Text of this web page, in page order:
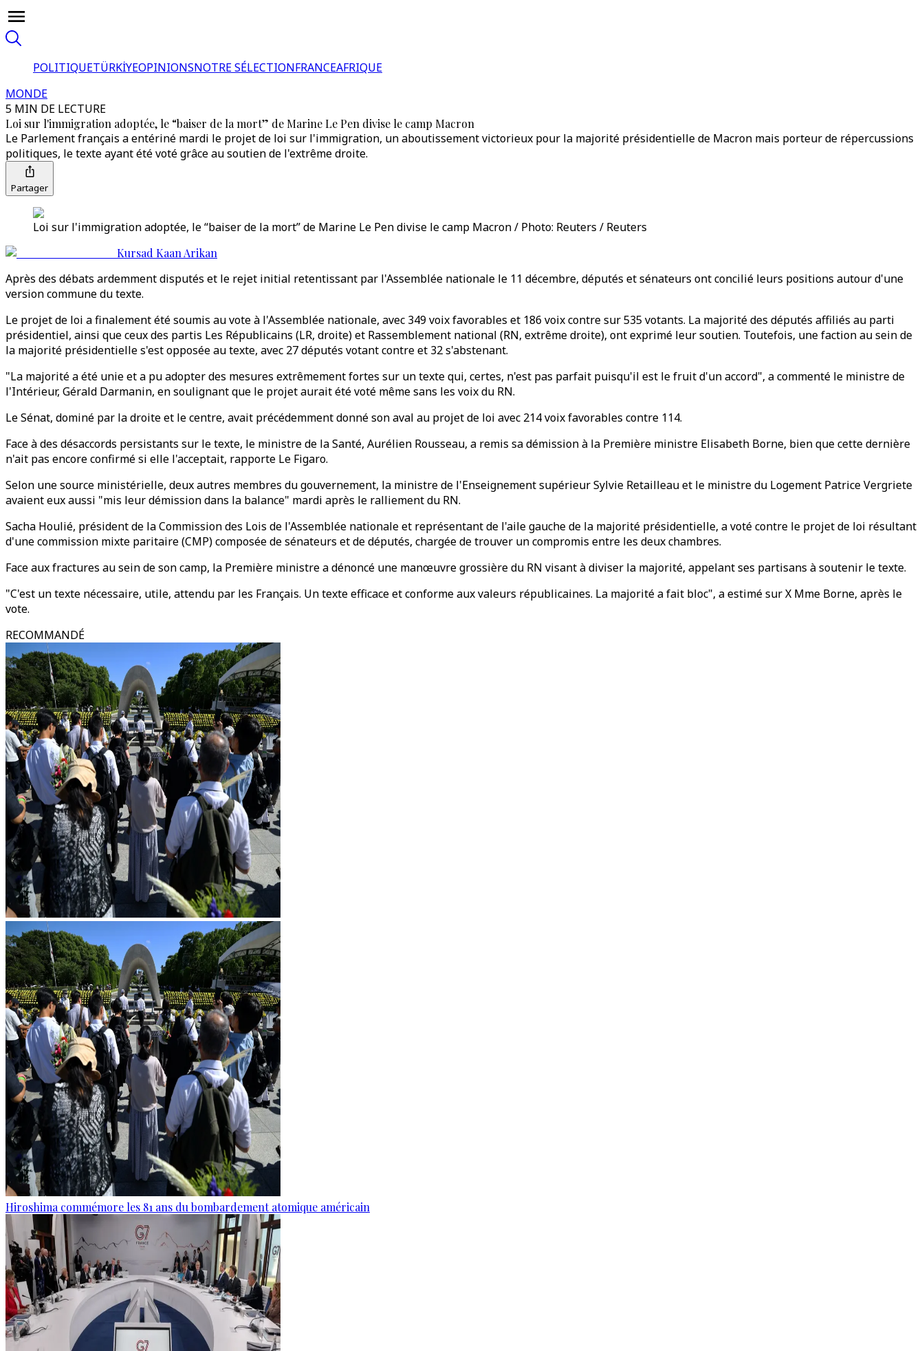
POLITIQUETÜRKİYEOPINIONSNOTRE SÉLECTIONFRANCEAFRIQUE
MONDE
5 MIN DE LECTURE
Loi sur l'immigration adoptée, le “baiser de la mort” de Marine Le Pen divise le camp Macron
Le Parlement français a entériné mardi le projet de loi sur l'immigration, un aboutissement victorieux pour la majorité présidentielle de Macron mais porteur de répercussions
politiques, le texte ayant été voté grâce au soutien de l'extrême droite.
Partager
Loi sur l'immigration adoptée, le “baiser de la mort” de Marine Le Pen divise le camp Macron / Photo: Reuters / Reuters
Kursad Kaan Arikan
Après des débats ardemment disputés et le rejet initial retentissant par l'Assemblée nationale le 11 décembre, députés et sénateurs ont concilié leurs positions autour d'une
version commune du texte.
Le projet de loi a finalement été soumis au vote à l'Assemblée nationale, avec 349 voix favorables et 186 voix contre sur 535 votants. La majorité des députés affiliés au parti
présidentiel, ainsi que ceux des partis Les Républicains (LR, droite) et Rassemblement national (RN, extrême droite), ont exprimé leur soutien. Toutefois, une faction au sein de
la majorité présidentielle s'est opposée au texte, avec 27 députés votant contre et 32 s'abstenant.
"La majorité a été unie et a pu adopter des mesures extrêmement fortes sur un texte qui, certes, n'est pas parfait puisqu'il est le fruit d'un accord", a commenté le ministre de
l'Intérieur, Gérald Darmanin, en soulignant que le projet aurait été voté même sans les voix du RN.
Le Sénat, dominé par la droite et le centre, avait précédemment donné son aval au projet de loi avec 214 voix favorables contre 114.
Face à des désaccords persistants sur le texte, le ministre de la Santé, Aurélien Rousseau, a remis sa démission à la Première ministre Elisabeth Borne, bien que cette dernière
n'ait pas encore confirmé si elle l'acceptait, rapporte Le Figaro.
Selon une source ministérielle, deux autres membres du gouvernement, la ministre de l'Enseignement supérieur Sylvie Retailleau et le ministre du Logement Patrice Vergriete
avaient eux aussi "mis leur démission dans la balance" mardi après le ralliement du RN.
Sacha Houlié, président de la Commission des Lois de l'Assemblée nationale et représentant de l'aile gauche de la majorité présidentielle, a voté contre le projet de loi résultant
d'une commission mixte paritaire (CMP) composée de sénateurs et de députés, chargée de trouver un compromis entre les deux chambres.
Face aux fractures au sein de son camp, la Première ministre a dénoncé une manœuvre grossière du RN visant à diviser la majorité, appelant ses partisans à soutenir le texte.
"C'est un texte nécessaire, utile, attendu par les Français. Un texte efficace et conforme aux valeurs républicaines. La majorité a fait bloc", a estimé sur X Mme Borne, après le
vote.
RECOMMANDÉ
Hiroshima commémore les 81 ans du bombardement atomique américain